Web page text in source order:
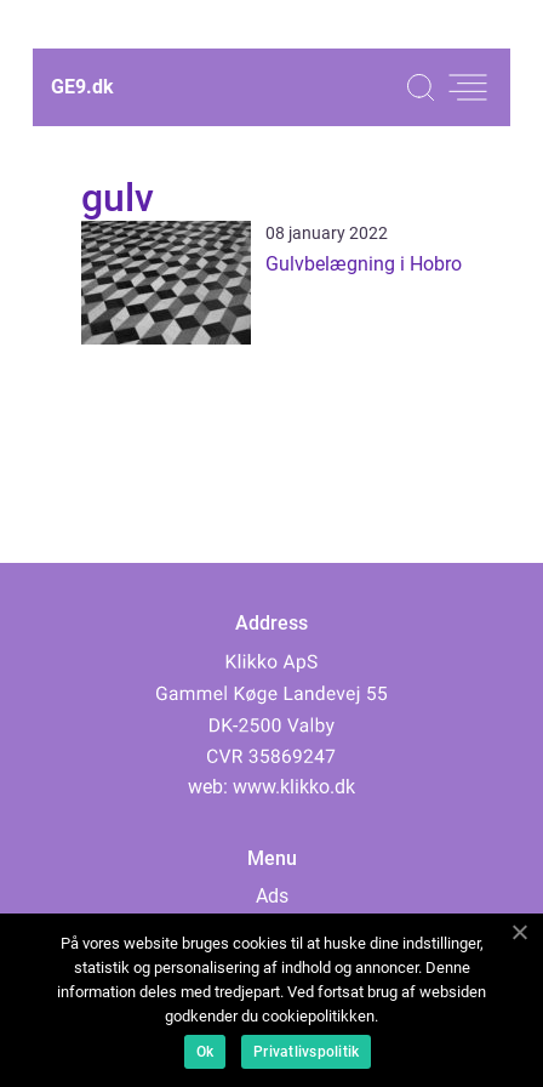
GE9.dk
gulv
08 january 2022
Gulvbelægning i Hobro
Address
web: www.klikko.dk
Menu
Ads
Cookies
Contact
Sitemap
På vores website bruges cookies til at huske dine indstillinger,
statistik og personalisering af indhold og annoncer. Denne
information deles med tredjepart. Ved fortsat brug af websiden
godkender du cookiepolitikken.
Ok Privatlivspolitik